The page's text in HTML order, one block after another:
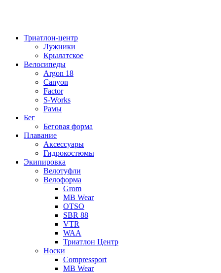
Триатлон-центр
Лужники
Крылатское
Велосипеды
Argon 18
Canyon
Factor
S-Works
Рамы
Бег
Беговая форма
Плавание
Аксессуары
Гидрокостюмы
Экипировка
Велотуфли
Велоформа
Grom
MB Wear
OTSO
SBR 88
VTR
WAA
Триатлон Центр
Носки
Compressport
MB Wear